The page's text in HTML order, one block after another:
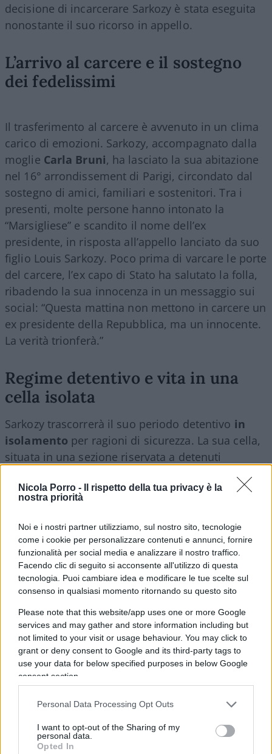
Nicola Porro -
Il rispetto della tua privacy è la
nostra priorità
Noi e i nostri partner utilizziamo, sul nostro sito, tecnologie
come i cookie per personalizzare contenuti e annunci, fornire
funzionalità per social media e analizzare il nostro traffico.
Facendo clic di seguito si acconsente all'utilizzo di questa
tecnologia. Puoi cambiare idea e modificare le tue scelte sul
consenso in qualsiasi momento ritornando su questo sito
Please note that this website/app uses one or more Google
services and may gather and store information including but
not limited to your visit or usage behaviour. You may click to
grant or deny consent to Google and its third-party tags to
use your data for below specified purposes in below Google
consent section.
Personal Data Processing Opt Outs
I want to opt-out of the Sharing of my
personal data.
Opted In
decisione di incarcerare Sarkozy è stata eseguita
nonostante il suo ricorso in appello.
L’arrivo al carcere e il sostegno
dei fedelissimi
Il trasferimento al carcere è avvenuto in un clima
carico di emozioni. Sarkozy, accompagnato dalla
moglie Carla Bruni, ha lasciato la sua abitazione
nel 16° arrondissement di Parigi, circondato dal
sostegno di amici, familiari e sostenitori. Tra i
presenti, molte persone hanno intonato la
“Marsigliese” e scandito il nome dell’ex
presidente, in risposta all’appello lanciato da suo
figlio Louis Sarkozy. Poco prima di varcare le porte
del carcere, l’ex capo di Stato ha salutato la folla,
ribadendo la sua innocenza in un messaggio sui
social: “Questa mattina non mettono in carcere un
ex presidente della Repubblica, ma un innocente.
La verità trionferà.”
Regime detentivo e vita in una
cella isolata
Sarkozy trascorrerà il suo periodo detentivo in
isolamento per ragioni di sicurezza. La sua cella,
situata in una sezione riservata a detenuti
metri quadratied è dotata di un letto, un bagno
privato, una finestra e una scrivania. L’ex
presidente non avrà accesso al telefono cellulare,
ma potrà utilizzare una linea fissa sotto
sorveglianza. Tra le sue giornate in carcere, potrà
contare suun’ora d’ariaal giorno in uno spazio
sorvegliato, senza contatti con altri detenuti, e
palestra. Potrà ricevere fino a tre visite settimanali
da familiari e amici, oltre a quelle legali con i suoi
avvocati.
I libri come compagni di
detenzione